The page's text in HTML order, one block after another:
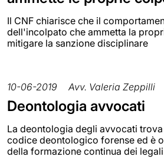
Il CNF chiarisce che il
dell'incolpato che ammetta la
mitigare la sanzione disciplinare
10-06-2019 Avv. Valeria Zeppilli
Deontologia avvocati
La deontologia degli avvocati
codice deontologico forense ed è
della formazione continua dei legali